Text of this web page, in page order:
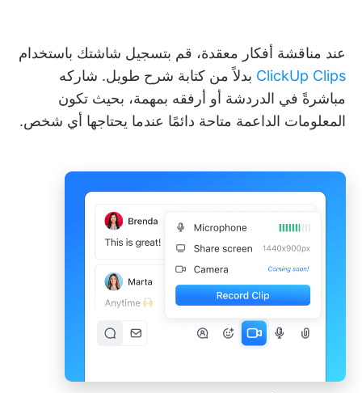
عند مناقشة أفكار معقدة، قم بتسجيل شاشتك باستخدام
ClickUp Clips بدلاً من كتابة شرح طويل. شاركه
مباشرةً في الدردشة أو أرفقه بمهمة، بحيث تكون
المعلومات الداعمة متاحة دائمًا عندما يحتاجها أي شخص.